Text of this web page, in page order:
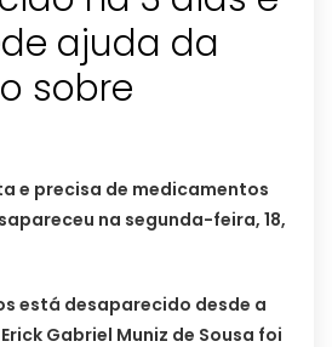
ajuda da
sobre
e precisa de medicamentos
na segunda-feira, 18,
está desaparecido desde a
Gabriel Muniz de Sousa foi